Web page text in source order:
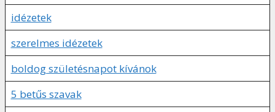
idézetek
szerelmes idézetek
boldog születésnapot kívánok
5 betűs szavak